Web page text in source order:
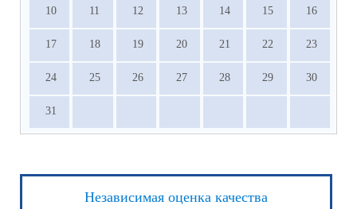
10 11 12 13 14 15 16
17 18 19 20 21 22 23
24 25 26 27 28 29 30
31
Независимая оценка качества